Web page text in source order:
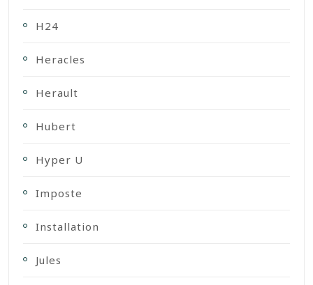
H24
Heracles
Herault
Hubert
Hyper U
Imposte
Installation
Jules